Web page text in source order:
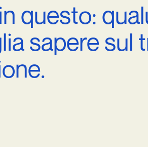
questo:
saperesul